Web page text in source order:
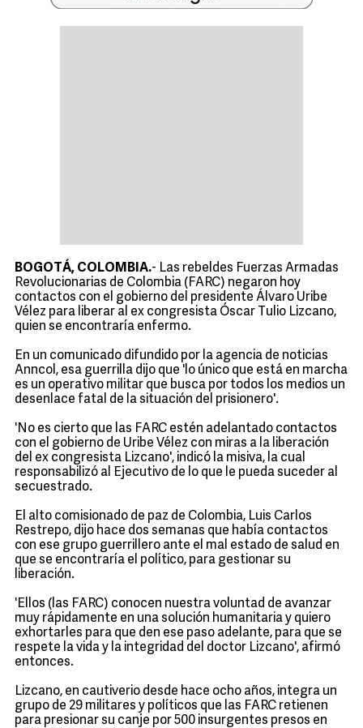
BOGOTÁ, COLOMBIA.- Las rebeldes Fuerzas Armadas
Revolucionarias de Colombia (FARC) negaron hoy
contactos con el gobierno del presidente Álvaro Uribe
Vélez para liberar al ex congresista Óscar Tulio Lizcano,
quien se encontraría enfermo.
En un comunicado difundido por la agencia de noticias
Anncol, esa guerrilla dijo que 'lo único que está en marcha
es un operativo militar que busca por todos los medios un
desenlace fatal de la situación del prisionero'.
'No es cierto que las FARC estén adelantado contactos
con el gobierno de Uribe Vélez con miras a la liberación
del ex congresista Lizcano', indicó la misiva, la cual
responsabilizó al Ejecutivo de lo que le pueda suceder al
secuestrado.
El alto comisionado de paz de Colombia, Luis Carlos
Restrepo, dijo hace dos semanas que había contactos
con ese grupo guerrillero ante el mal estado de salud en
que se encontraría el político, para gestionar su
liberación.
'Ellos (las FARC) conocen nuestra voluntad de avanzar
muy rápidamente en una solución humanitaria y quiero
exhortarles para que den ese paso adelante, para que se
respete la vida y la integridad del doctor Lizcano', afirmó
entonces.
Lizcano, en cautiverio desde hace ocho años, integra un
grupo de 29 militares y políticos que las FARC retienen
para presionar su canje por 500 insurgentes presos en